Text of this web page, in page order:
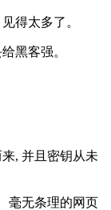
得太多了。
黑客强。
, 并且密钥从未
毫无条理的网页